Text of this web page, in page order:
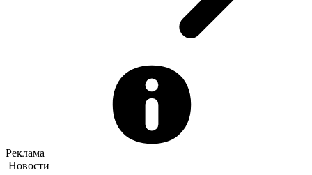
Реклама
Новости